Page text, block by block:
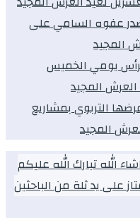
عفوه السامي على
يومي الخميس
المجيد
التربوي بمشاريع
المجيد
الله تبارك الله عليكم
على يد ثلة من الباحثين